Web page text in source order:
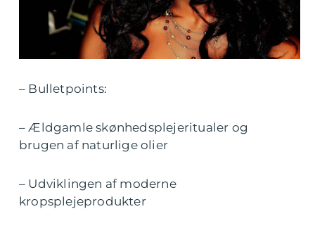
– Bulletpoints:
– Ældgamle skønhedsplejeritualer og
brugen af naturlige olier
– Udviklingen af moderne
kropsplejeprodukter